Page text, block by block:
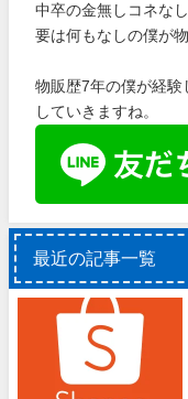
中卒の金無しコネな
要は何もなしの僕が
物販歴7年の僕が経
していきますね。
最近の記事一覧